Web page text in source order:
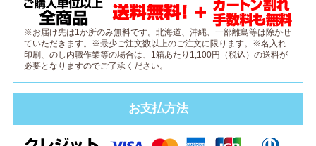
※お届け先は1か所のみ無料です。北海道、沖縄、一部離島等は除かせ
ていただきます。※最少ご注文数以上のご注文に限ります。※名入れ
印刷、のし内職作業等の場合は、1箱あたり1,100円（税込）の送料が
必要となりますのでご了承ください。
お支払方法